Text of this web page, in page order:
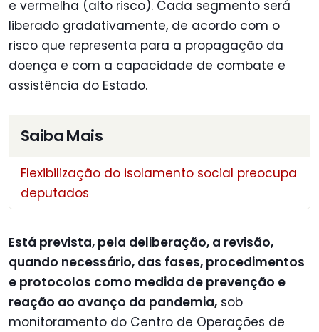
e vermelha (alto risco). Cada segmento será
liberado gradativamente, de acordo com o
risco que representa para a propagação da
doença e com a capacidade de combate e
assistência do Estado.
Saiba Mais
Flexibilização do isolamento social preocupa
deputados
Está prevista, pela deliberação, a revisão,
quando necessário, das fases, procedimentos
e protocolos como medida de prevenção e
reação ao avanço da pandemia, sob
monitoramento do Centro de Operações de